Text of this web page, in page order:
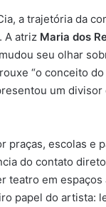
a trajetória da
A atriz Maria dos
seu olhar
“o conceito
um divisor
praças, escolas e
do contato
teatro em
papel do artista: